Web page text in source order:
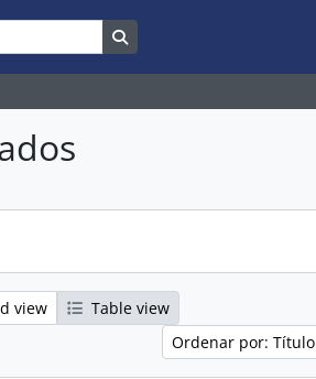
view
Table view
Ordenar por: Título